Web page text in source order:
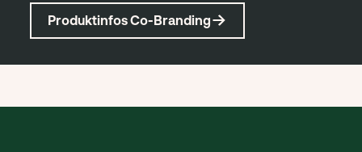
Produktinfos Co-Branding